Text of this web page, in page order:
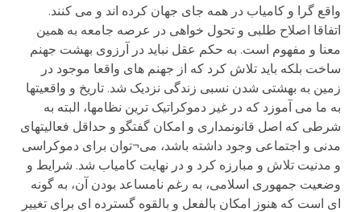
واقع گرا و کامیاب در همه جای جهان کرده اند و می کنند.
اتفاقا اصلاح طلبی و تحول خواهی در عرصه جامعه به همین
معنا و مفهوم است. به حکم عقل نباید در آرزوی بهشت جهنم
ساخت بلکه باید تلاش کرد که از جهنم های واقعا موجود در
زمین به بهشتی شدن نسبی زندگی نزدیک شد. تاریخ و واقعیتها
به ما می آموزد که در غیر دموکراتیک ترین نظامها، البته به
شرطی که اصل قانونمداری و امکان گفتگو و حداقل فعالیتهای
مدنی و اجتماعی وجود داشته باشد، می¬توان برای دموکراسی
و مدنیت تلاش و مبارزه کرد و در نهایت کامیاب شد. شرایط و
وضعیت جمهوری اسلامی، به رغم نامساعد بودن آن، به گونه
ای است که هنوز امکان بالفعل و بالقوه گسترده ای برای تغییر